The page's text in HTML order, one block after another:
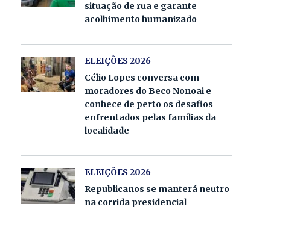
situação de rua e garante
acolhimento humanizado
ELEIÇÕES 2026
Célio Lopes conversa com
moradores do Beco Nonoai e
conhece de perto os desafios
enfrentados pelas famílias da
localidade
ELEIÇÕES 2026
Republicanos se manterá neutro
na corrida presidencial